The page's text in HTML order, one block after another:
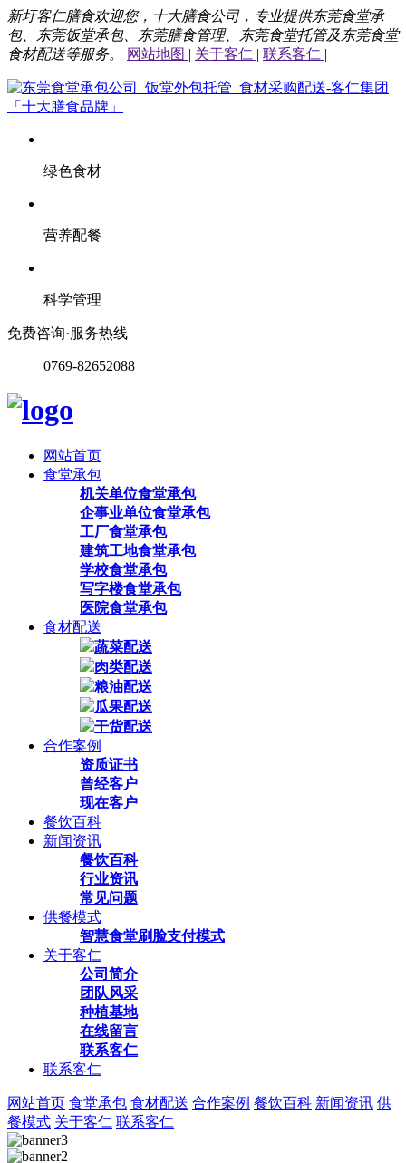
新圩客仁膳食欢迎您，十大膳食公司，专业提供东莞食堂承
包、东莞饭堂承包、东莞膳食管理、东莞食堂托管及东莞食堂
食材配送等服务。
网站地图 | 关于客仁 | 联系客仁 |
绿色食材
营养配餐
科学管理
免费咨询·服务热线
0769-82652088
网站首页
食堂承包
机关单位食堂承包
企事业单位食堂承包
工厂食堂承包
建筑工地食堂承包
学校食堂承包
写字楼食堂承包
医院食堂承包
食材配送
蔬菜配送
肉类配送
粮油配送
瓜果配送
干货配送
合作案例
资质证书
曾经客户
现在客户
餐饮百科
新闻资讯
餐饮百科
行业资讯
常见问题
供餐模式
智慧食堂刷脸支付模式
关于客仁
公司简介
团队风采
种植基地
在线留言
联系客仁
联系客仁
网站首页 食堂承包 食材配送 合作案例 餐饮百科 新闻资讯 供
餐模式 关于客仁 联系客仁